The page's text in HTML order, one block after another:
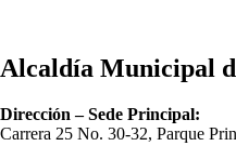
Alcaldía Municipal
Dirección – Sede Principal:
Carrera 25 No. 30-32, Parque